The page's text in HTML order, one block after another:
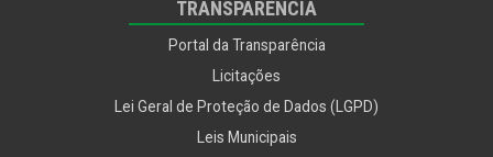
TRANSPARÊNCIA
Portal da Transparência
Licitações
Lei Geral de Proteção de Dados (LGPD)
Leis Municipais